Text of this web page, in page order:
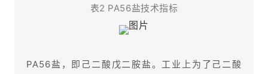
表2 PA56盐技术指标
PA56盐，即己二酸戊二胺盐。工业上为了己二酸